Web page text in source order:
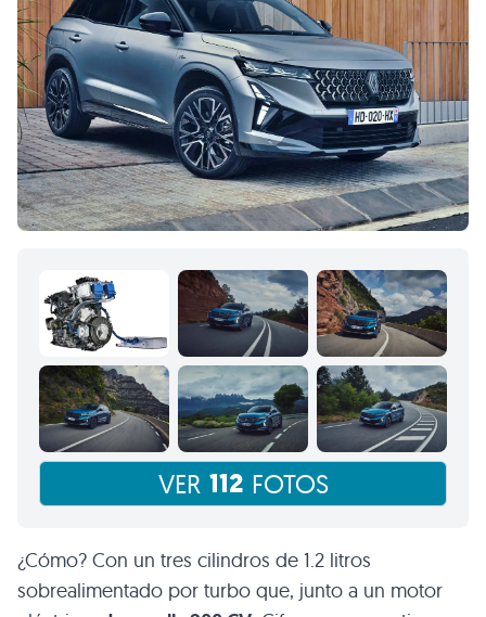
VER 112 FOTOS
¿Cómo? Con un tres cilindros de 1.2 litros
sobrealimentado por turbo que, junto a un motor